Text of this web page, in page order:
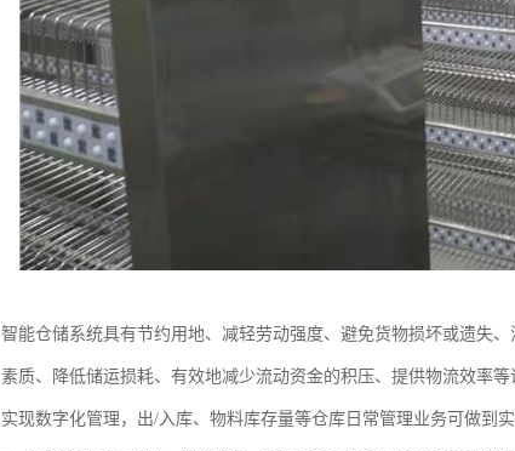
智能仓储系统具有节约用地、减轻劳动强度、避免货物损坏或遗失
素质、降低储运损耗、有效地减少流动资金的积压、提供物流效率等
实现数字化管理，出/入库、物料库存量等仓库日常管理业务可做到